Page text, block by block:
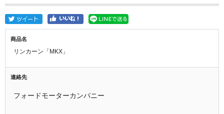
商品名
リンカーン「MKX」
連絡先
フォードモーターカンパニー